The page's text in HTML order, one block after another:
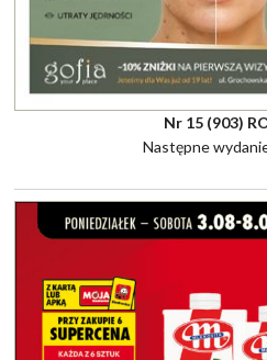
Nr 15 (903)
Następne